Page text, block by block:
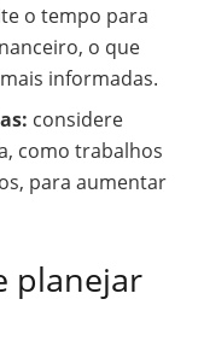
o tempo para
o que
informadas.
considere
como trabalhos
para aumentar
planejar